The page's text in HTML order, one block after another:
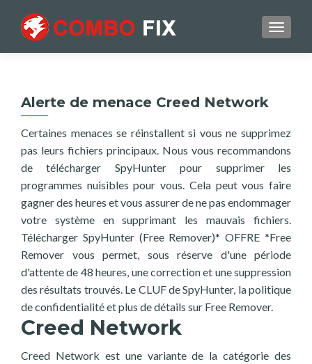
Alerte de menace Creed Network
Certaines menaces se réinstallent si vous ne supprimez
pas leurs fichiers principaux. Nous vous recommandons
de télécharger SpyHunter pour supprimer les
programmes nuisibles pour vous. Cela peut vous faire
gagner des heures et vous assurer de ne pas endommager
votre système en supprimant les mauvais fichiers.
Télécharger SpyHunter (Free Remover)* OFFRE *Free
Remover vous permet, sous réserve d'une période
d'attente de 48 heures, une correction et une suppression
des résultats trouvés. Le CLUF de SpyHunter, la politique
de confidentialité et plus de détails sur Free Remover.
Creed Network
Creed Network est une variante de la catégorie des